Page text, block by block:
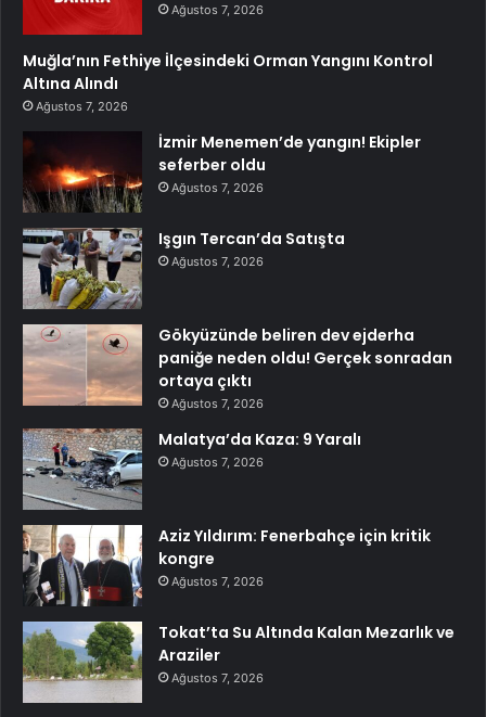
Ağustos 7, 2026
Muğla’nın Fethiye İlçesindeki Orman Yangını Kontrol
Altına Alındı
Ağustos 7, 2026
İzmir Menemen’de yangın! Ekipler
seferber oldu
Ağustos 7, 2026
Işgın Tercan’da Satışta
Ağustos 7, 2026
Gökyüzünde beliren dev ejderha
paniğe neden oldu! Gerçek sonradan
ortaya çıktı
Ağustos 7, 2026
Malatya’da Kaza: 9 Yaralı
Ağustos 7, 2026
Aziz Yıldırım: Fenerbahçe için kritik
kongre
Ağustos 7, 2026
Tokat’ta Su Altında Kalan Mezarlık ve
Araziler
Ağustos 7, 2026